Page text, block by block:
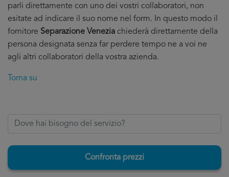
parli direttamente con uno dei vostri collaboratori, non
esitate ad indicare il suo nome nel form. In questo modo il
fornitore Separazione Venezia chiederà direttamente della
persona designata senza far perdere tempo ne a voi ne
agli altri collaboratori della vostra azienda.
Torna su
Confronta prezzi